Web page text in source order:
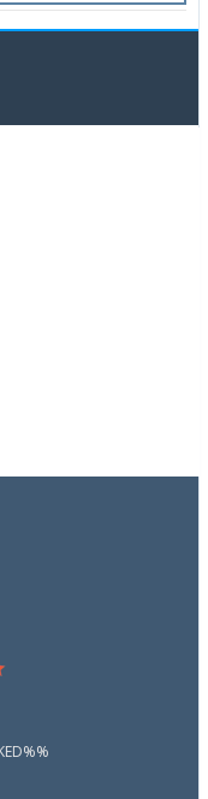
%%TYL_NUMTHANKEDLIKED%%